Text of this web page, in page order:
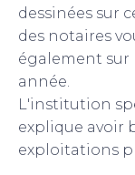
dessinées sur
des notaires
également sur
année.
L'institution
explique avoir
exploitations